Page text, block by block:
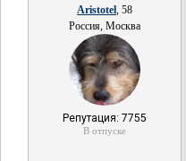
Aristotel, 58
Россия, Москва
Репутация: 7755
В отпуске